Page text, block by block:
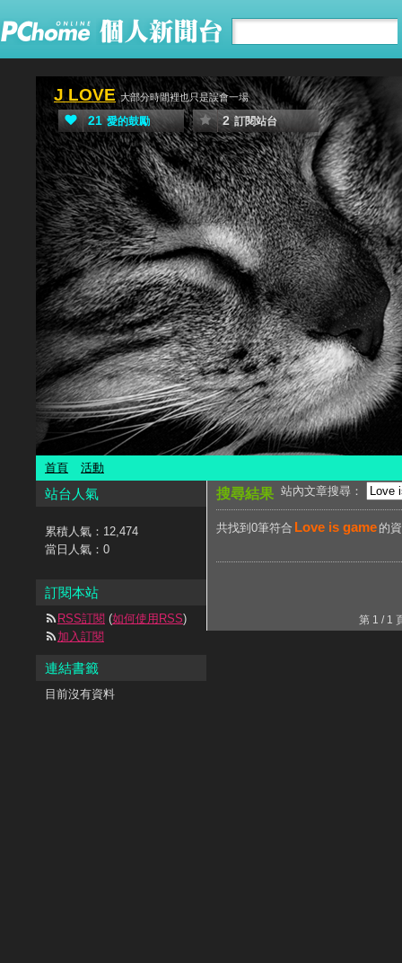
J LOVE 大部分時間裡也只是誤會一場
21 愛的鼓勵 2 訂閱站台
首頁 活動
搜尋結果 站內文章搜尋：
共找到0筆符合 Love is game 的
第 1 /
站台人氣
累積人氣： 12,474
當日人氣： 0
訂閱本站
RSS訂閱 (如何使用RSS)
加入訂閱
連結書籤
目前沒有資料